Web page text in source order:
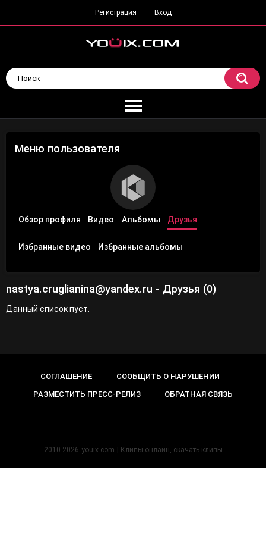
Регистрация Вход
Меню пользователя
Обзор профиля Видео Альбомы Друзья
Избранные видео Избранные альбомы
nastya.cruglianina@yandex.ru - Друзья (0)
Данный список пуст.
СОГЛАШЕНИЕ
СООБЩИТЬ О НАРУШЕНИИ
РАЗМЕСТИТЬ ПРЕСС-РЕЛИЗ
ОБРАТНАЯ СВЯЗЬ
2010-2026 youix.com | Клипы онлайн, cкачать клипы